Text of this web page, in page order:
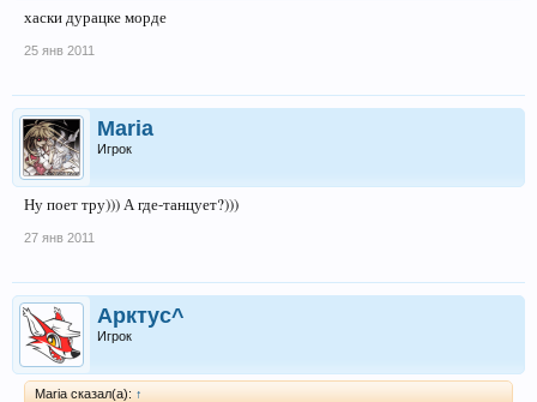
хаски дурацке морде
25 янв 2011
Maria
Игрок
Ну поет тру))) А где-танцует?)))
27 янв 2011
Арктус^
Игрок
Maria сказал(а): ↑